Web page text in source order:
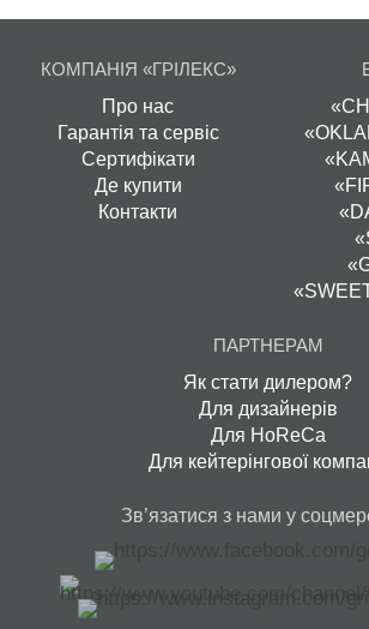
КОМПАНІЯ «ГРІЛЕКС»
Про нас
Гарантія та сервіс
Сертифікати
Де купити
Контакти
ПАРТНЕРАМ
Як стати дилером?
Для дизайнерів
Для HoReCa
Для кейтерінгової
Зв’язатися з нами у